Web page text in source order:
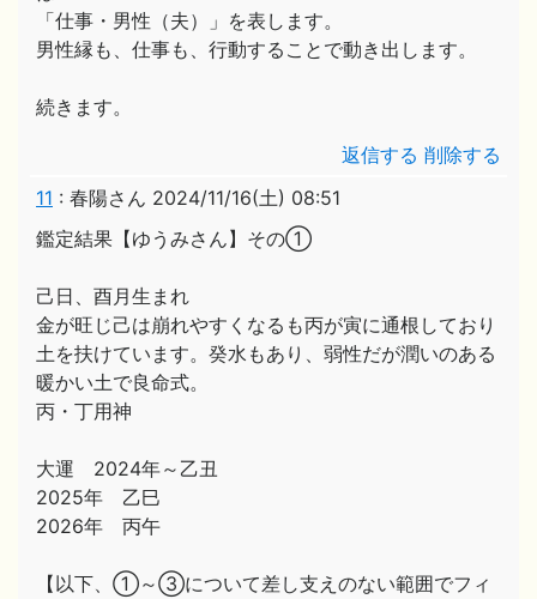
「仕事・男性（夫）」を表します。
男性縁も、仕事も、行動することで動き出します。
続きます。
返信する 削除する
11 : 春陽さん 2024/11/16(土) 08:51
鑑定結果【ゆうみさん】その①
己日、酉月生まれ
金が旺じ己は崩れやすくなるも丙が寅に通根しており
土を扶けています。癸水もあり、弱性だが潤いのある
暖かい土で良命式。
丙・丁用神
大運 2024年～乙丑
2025年 乙巳
2026年 丙午
【以下、①～③について差し支えのない範囲でフィ